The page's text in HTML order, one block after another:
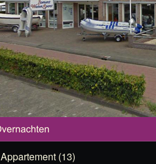
Appartement (13)